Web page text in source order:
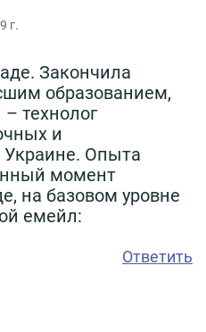
г.
Закончила
образованием,
технолог
и
Украине. Опыта
момент
на базовом уровне
емейл:
Ответить